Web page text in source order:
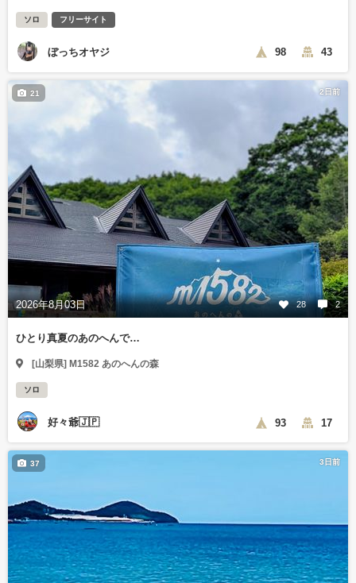
ソロ フリーサイト
ぼっちオヤジ 98 43
2日前
2026年8月03日 28 2
21
ひとり真夏のあのへんで…
[山梨県] M1582 あのへんの森
ソロ
好々爺🇯🇵 93 17
3日前
37